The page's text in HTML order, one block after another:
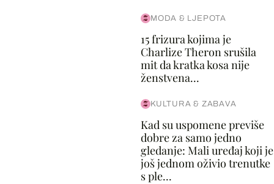
MODA & LJEPOTA
15 frizura kojima je
Charlize Theron srušila
mit da kratka kosa nije
ženstvena...
KULTURA & ZABAVA
Kad su uspomene previše
dobre za samo jedno
gledanje: Mali uređaj koji je
još jednom oživio trenutke
s ple...